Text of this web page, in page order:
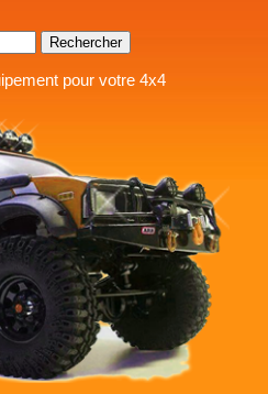
Rechercher
pour votre 4x4